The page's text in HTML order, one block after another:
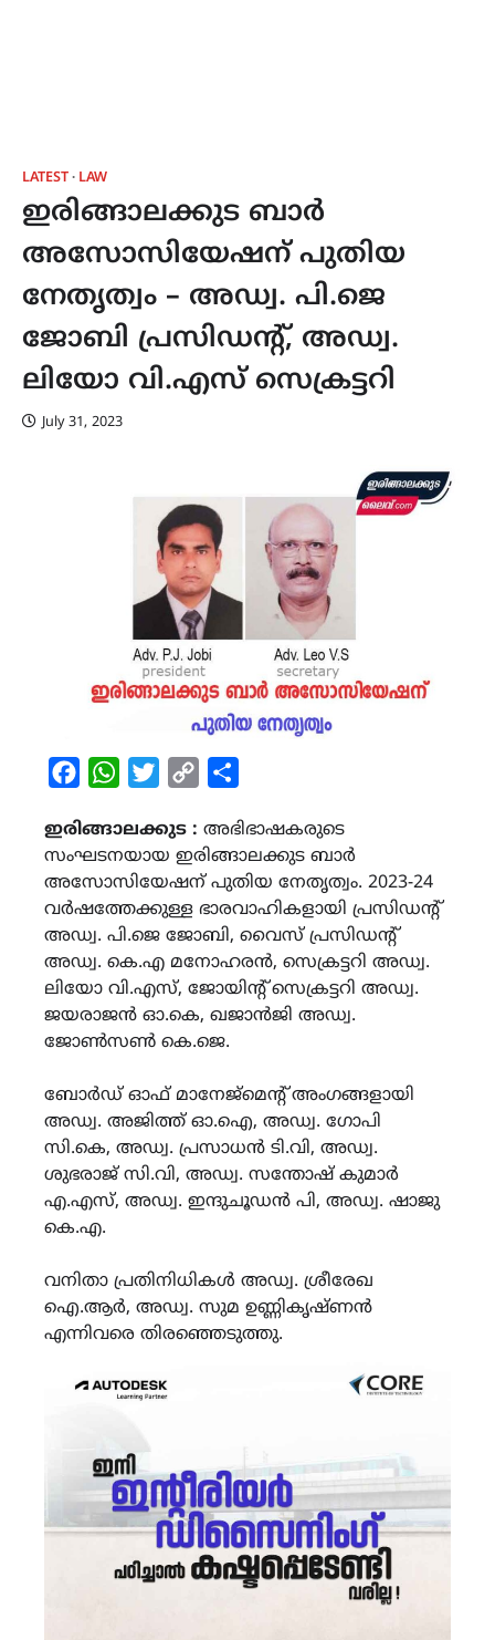
LATEST LAW
ഇരിങ്ങാലക്കുട ബാർ
അസോസിയേഷന് പുതിയ
നേതൃത്വം – അഡ്വ. പി.ജെ
ജോബി പ്രസിഡന്റ്, അഡ്വ.
ലിയോ വി.എസ് സെക്രട്ടറി
July 31, 2023
FacebookWhatsAppTwitterCopy
ഇരിങ്ങാലക്കുട : അഭിഭാഷകരുടെ
സംഘടനയായ ഇരിങ്ങാലക്കുട ബാർ
അസോസിയേഷന് പുതിയ നേതൃത്വം. 2023-24
വർഷത്തേക്കുള്ള ഭാരവാഹികളായി പ്രസിഡന്റ്
അഡ്വ. പി.ജെ ജോബി, വൈസ് പ്രസിഡന്റ്
അഡ്വ. കെ.എ മനോഹരൻ, സെക്രട്ടറി അഡ്വ.
ലിയോ വി.എസ്, ജോയിന്റ് സെക്രട്ടറി അഡ്വ.
ജയരാജൻ ഓ.കെ, ഖജാൻജി അഡ്വ.
ജോൺസൺ കെ.ജെ.
ബോർഡ് ഓഫ് മാനേജ്മെന്റ് അംഗങ്ങളായി
അഡ്വ. അജിത്ത് ഓ.ഐ, അഡ്വ. ഗോപി
സി.കെ, അഡ്വ. പ്രസാധൻ ടി.വി, അഡ്വ.
ശുഭരാജ് സി.വി, അഡ്വ. സന്തോഷ് കുമാർ
എ.എസ്, അഡ്വ. ഇന്ദുചൂഡൻ പി, അഡ്വ. ഷാജു
കെ.എ.
വനിതാ പ്രതിനിധികൾ അഡ്വ. ശ്രീരേഖ
ഐ.ആർ, അഡ്വ. സുമ ഉണ്ണികൃഷ്ണൻ
എന്നിവരെ തിരഞ്ഞെടുത്തു.